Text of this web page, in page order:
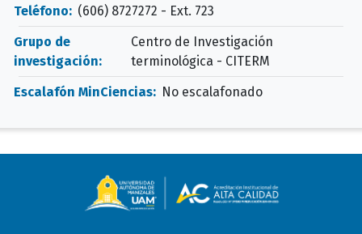
Teléfono: (606) 8727272 - Ext. 723
Grupo de
investigación:
Centro de Investigación
terminológica - CITERM
Escalafón MinCiencias: No escalafonado